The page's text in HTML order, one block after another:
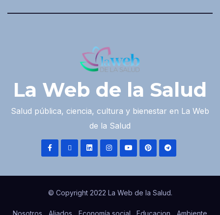
La Web de la Salud
Salud pública, ciencia, cultura y bienestar en La Web
de la Salud
© Copyright 2022 La Web de la Salud.